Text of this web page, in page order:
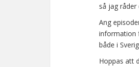
så jag
Ang
information
både i
Hoppas att